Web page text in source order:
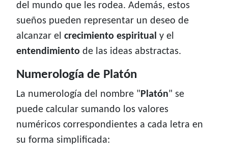
del mundo que les rodea. Además, estos
sueños pueden representar un deseo de
alcanzar el crecimiento espiritual y el
entendimiento de las ideas abstractas.
Numerología de Platón
La numerología del nombre "Platón" se
puede calcular sumando los valores
numéricos correspondientes a cada letra en
su forma simplificada: